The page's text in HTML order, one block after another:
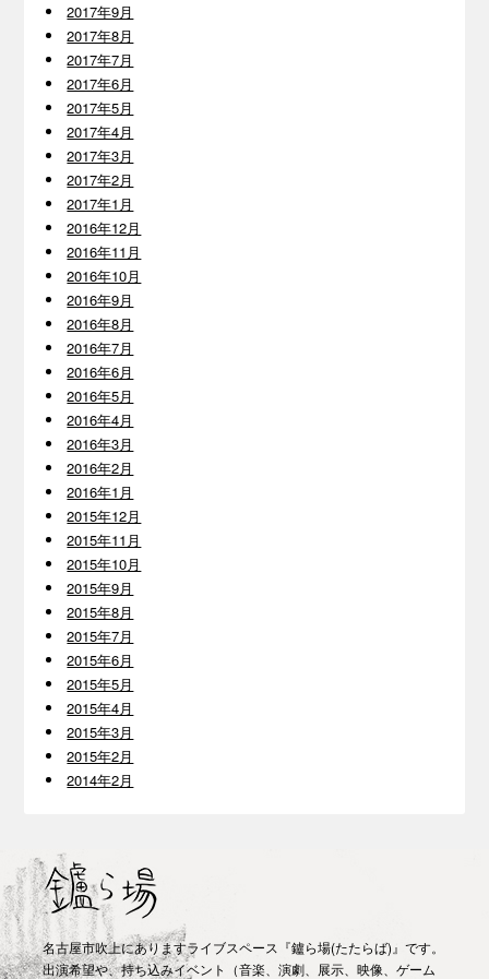
2017年9月
2017年8月
2017年7月
2017年6月
2017年5月
2017年4月
2017年3月
2017年2月
2017年1月
2016年12月
2016年11月
2016年10月
2016年9月
2016年8月
2016年7月
2016年6月
2016年5月
2016年4月
2016年3月
2016年2月
2016年1月
2015年12月
2015年11月
2015年10月
2015年9月
2015年8月
2015年7月
2015年6月
2015年5月
2015年4月
2015年3月
2015年2月
2014年2月
名古屋市吹上にありますライブスペース『鑪ら場(たたらば)』です。
出演希望や、持ち込みイベント（音楽、演劇、展示、映像、ゲーム